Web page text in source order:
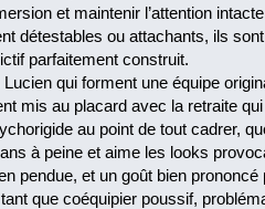
et maintenir l’attention
détestables ou attachants, ils
parfaitement construit.
qui forment une équipe
mis au placard avec la retraite
au point de tout cadrer,
à peine et aime les looks
pendue, et un goût bien
que coéquipier poussif,